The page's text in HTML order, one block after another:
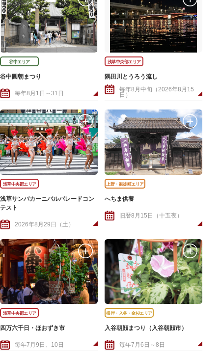
谷中エリア
谷中圓朝まつり
毎年8月1日～31日
浅草中央部エリア
隅田川とうろう流し
毎年8月中旬（2026年8月15
日）
浅草中央部エリア
浅草サンバカーニバルパレードコン
テスト
2026年8月29日（土）
上野・御徒町エリア
へちま供養
旧暦8月15日（十五夜）
浅草中央部エリア
四万六千日・ほおずき市
毎年7月9日、10日
根岸・入谷・金杉エリア
入谷朝顔まつり（入谷朝顔市）
毎年7月6日～8日